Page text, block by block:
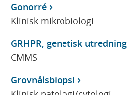
Gonorré
Klinisk mikrobiologi
GRHPR, genetisk utredning
CMMS
Grovnålsbiopsi